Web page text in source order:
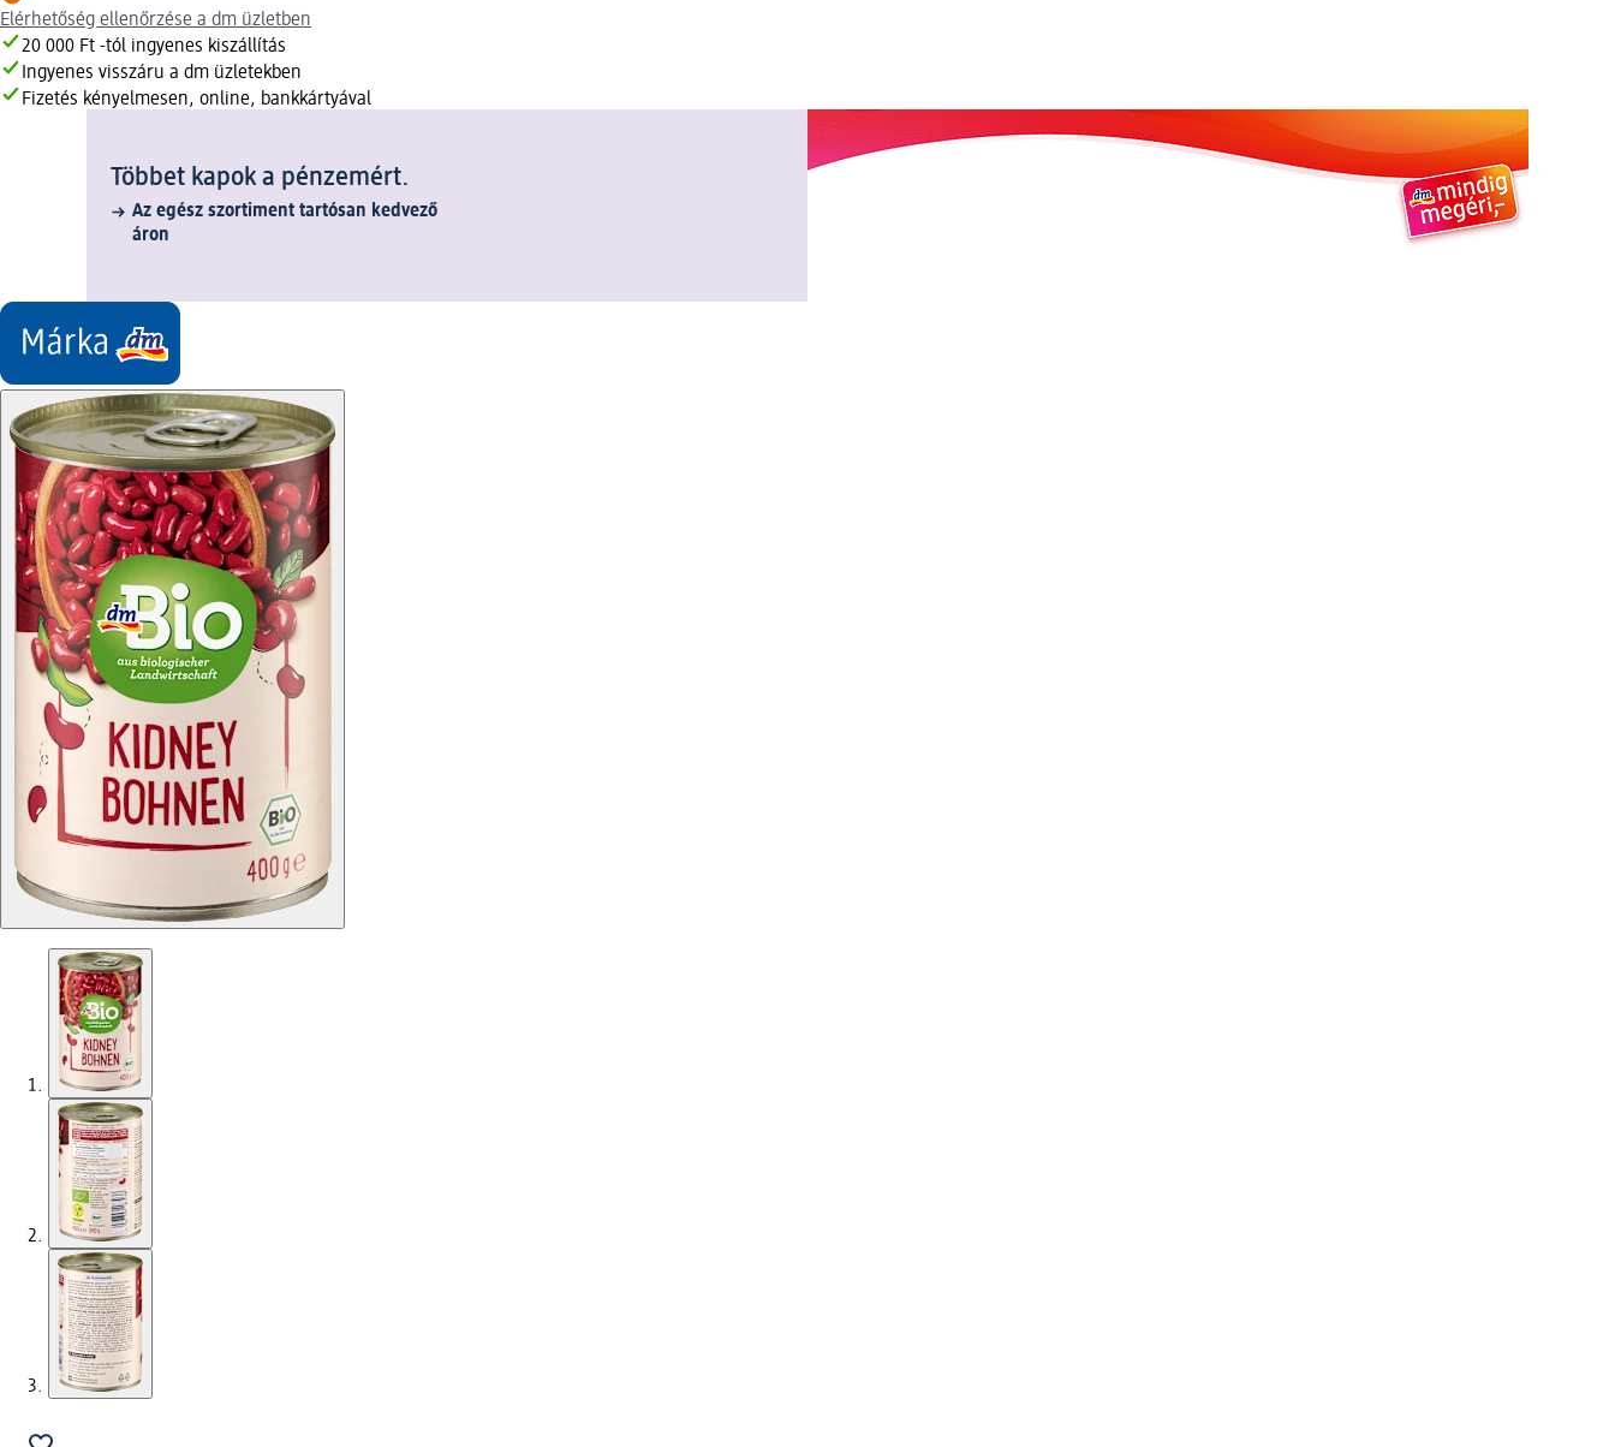
Elérhetőség ellenőrzése a dm üzletben
20 000 Ft -tól ingyenes kiszállítás
Ingyenes visszáru a dm üzletekben
Fizetés kényelmesen, online, bankkártyával
Többet kapok a pénzemért.
Az egész szortiment tartósan kedvező
áron